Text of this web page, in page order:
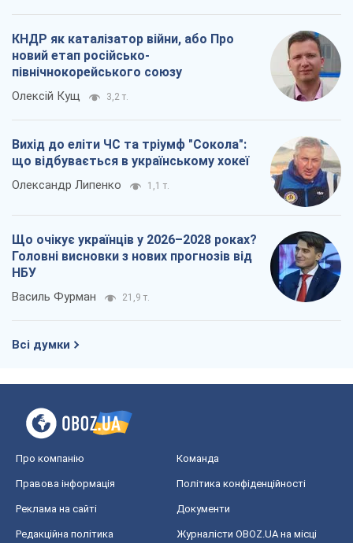
КНДР як каталізатор війни, або Про
новий етап російсько-
північнокорейського союзу
Олексій Кущ 3,2 т.
Вихід до еліти ЧС та тріумф "Сокола":
що відбувається в українському хокеї
Олександр Липенко 1,1 т.
Що очікує українців у 2026–2028 роках?
Головні висновки з нових прогнозів від
НБУ
Василь Фурман 21,9 т.
Всі думки
Про компанію Команда
Правова інформація Політика конфіденційності
Реклама на сайті Документи
Редакційна політика
Журналісти OBOZ.UA на місці